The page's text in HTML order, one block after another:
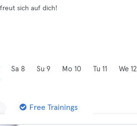
freut sich auf dich!
Sa 8 Su 9 Mo 10 Tu 11 We 12
Free Trainings